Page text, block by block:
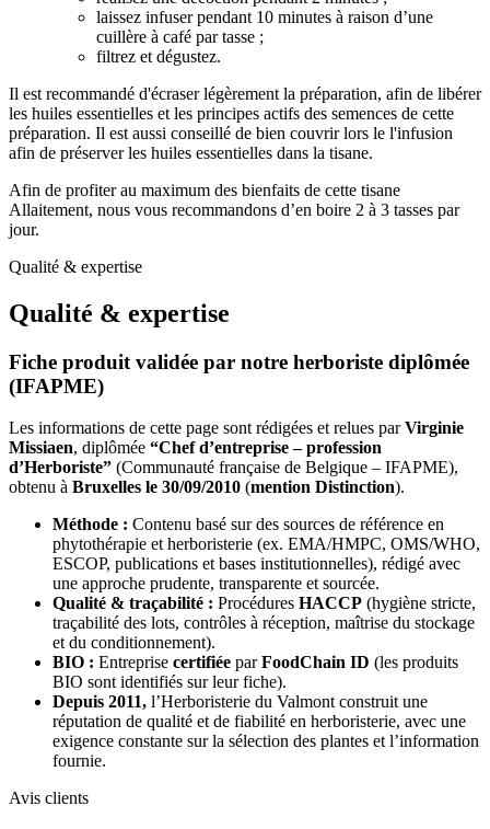
laissez infuser pendant 10 minutes à raison d’une
cuillère à café par tasse ;
filtrez et dégustez.
Il est recommandé d'écraser légèrement la préparation, afin de libérer
les huiles essentielles et les principes actifs des semences de cette
préparation. Il est aussi conseillé de bien couvrir lors le l'infusion
afin de préserver les huiles essentielles dans la tisane.
Afin de profiter au maximum des bienfaits de cette tisane
Allaitement, nous vous recommandons d’en boire 2 à 3 tasses par
jour.
Qualité & expertise
Qualité & expertise
Fiche produit validée par notre herboriste diplômée
(IFAPME)
Les informations de cette page sont rédigées et relues parVirginie
Missiaen, diplômée “Chef d’entreprise – profession
d’Herboriste” (Communauté française de Belgique – IFAPME),
obtenu à Bruxelles le 30/09/2010 (mention Distinction).
Méthode : Contenu basé sur des sources de référence en
phytothérapie et herboristerie (ex. EMA/HMPC, OMS/WHO,
ESCOP, publications et bases institutionnelles), rédigé avec
une approche prudente, transparente et sourcée.
Qualité & traçabilité : Procédures HACCP (hygiène stricte,
traçabilité des lots, contrôles à réception, maîtrise du stockage
et du conditionnement).
BIO : Entreprise certifiée parFoodChain ID (les produits
BIO sont identifiés sur leur fiche).
Depuis 2011, l’Herboristerie du Valmont construit une
réputation de qualité et de fiabilité en herboristerie, avec une
exigence constante sur la sélection des plantes et l’information
fournie.
Avis clients